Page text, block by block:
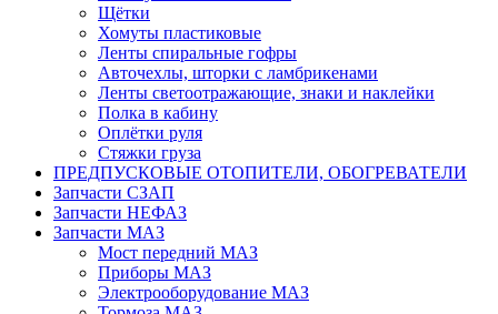
Щётки
Хомуты пластиковые
Ленты спиральные гофры
Авточехлы, шторки с ламбрикенами
Ленты светоотражающие, знаки и наклейки
Полка в кабину
Оплётки руля
Cтяжки груза
ПРЕДПУСКОВЫЕ ОТОПИТЕЛИ, ОБОГРЕВАТЕЛИ
Запчасти СЗАП
Запчасти НЕФАЗ
Запчасти МАЗ
Мост передний МАЗ
Приборы МАЗ
Электрооборудование МАЗ